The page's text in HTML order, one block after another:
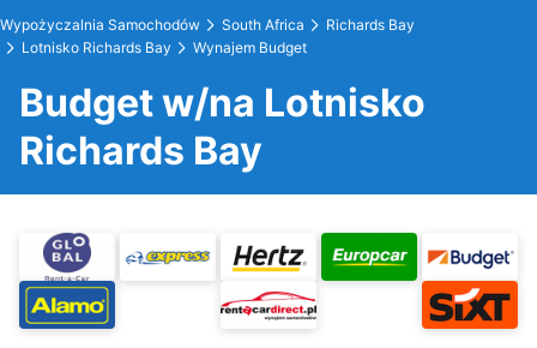
Wypożyczalnia Samochodów South Africa
Richards Bay
Lotnisko Richards Bay
Wynajem Budget
Budget w/na Lotnisko
Richards Bay